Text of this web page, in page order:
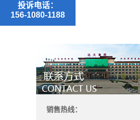
销售热线：
投诉电话：
156-1080-1188